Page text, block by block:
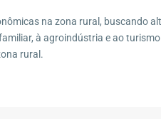
na zona rural, buscando
à agroindústria e ao
rural.
Imóveis por